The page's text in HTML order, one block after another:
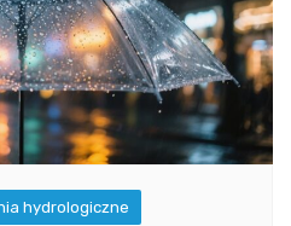
hydrologiczne